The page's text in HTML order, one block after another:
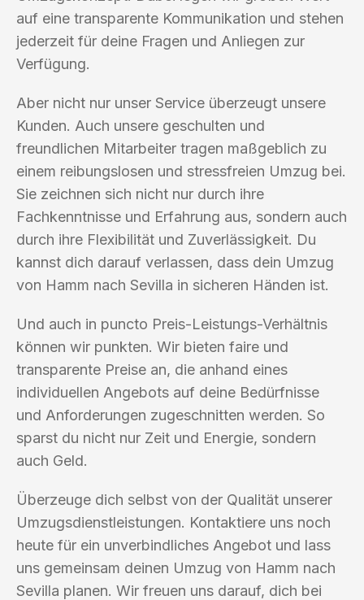
auf eine transparente Kommunikation und stehen
jederzeit für deine Fragen und Anliegen zur
Verfügung.
Aber nicht nur unser Service überzeugt unsere
Kunden. Auch unsere geschulten und
freundlichen Mitarbeiter tragen maßgeblich zu
einem reibungslosen und stressfreien Umzug bei.
Sie zeichnen sich nicht nur durch ihre
Fachkenntnisse und Erfahrung aus, sondern auch
durch ihre Flexibilität und Zuverlässigkeit. Du
kannst dich darauf verlassen, dass dein Umzug
von Hamm nach Sevilla in sicheren Händen ist.
Und auch in puncto Preis-Leistungs-Verhältnis
können wir punkten. Wir bieten faire und
transparente Preise an, die anhand eines
individuellen Angebots auf deine Bedürfnisse
und Anforderungen zugeschnitten werden. So
sparst du nicht nur Zeit und Energie, sondern
auch Geld.
Überzeuge dich selbst von der Qualität unserer
Umzugsdienstleistungen. Kontaktiere uns noch
heute für ein unverbindliches Angebot und lass
uns gemeinsam deinen Umzug von Hamm nach
Sevilla planen. Wir freuen uns darauf, dich bei